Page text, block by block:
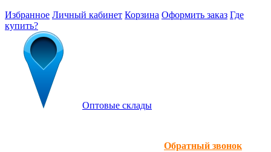
Избранное Личный кабинет Корзина Оформить заказ Где
купить?
Оптовые склады
Обратный звонок